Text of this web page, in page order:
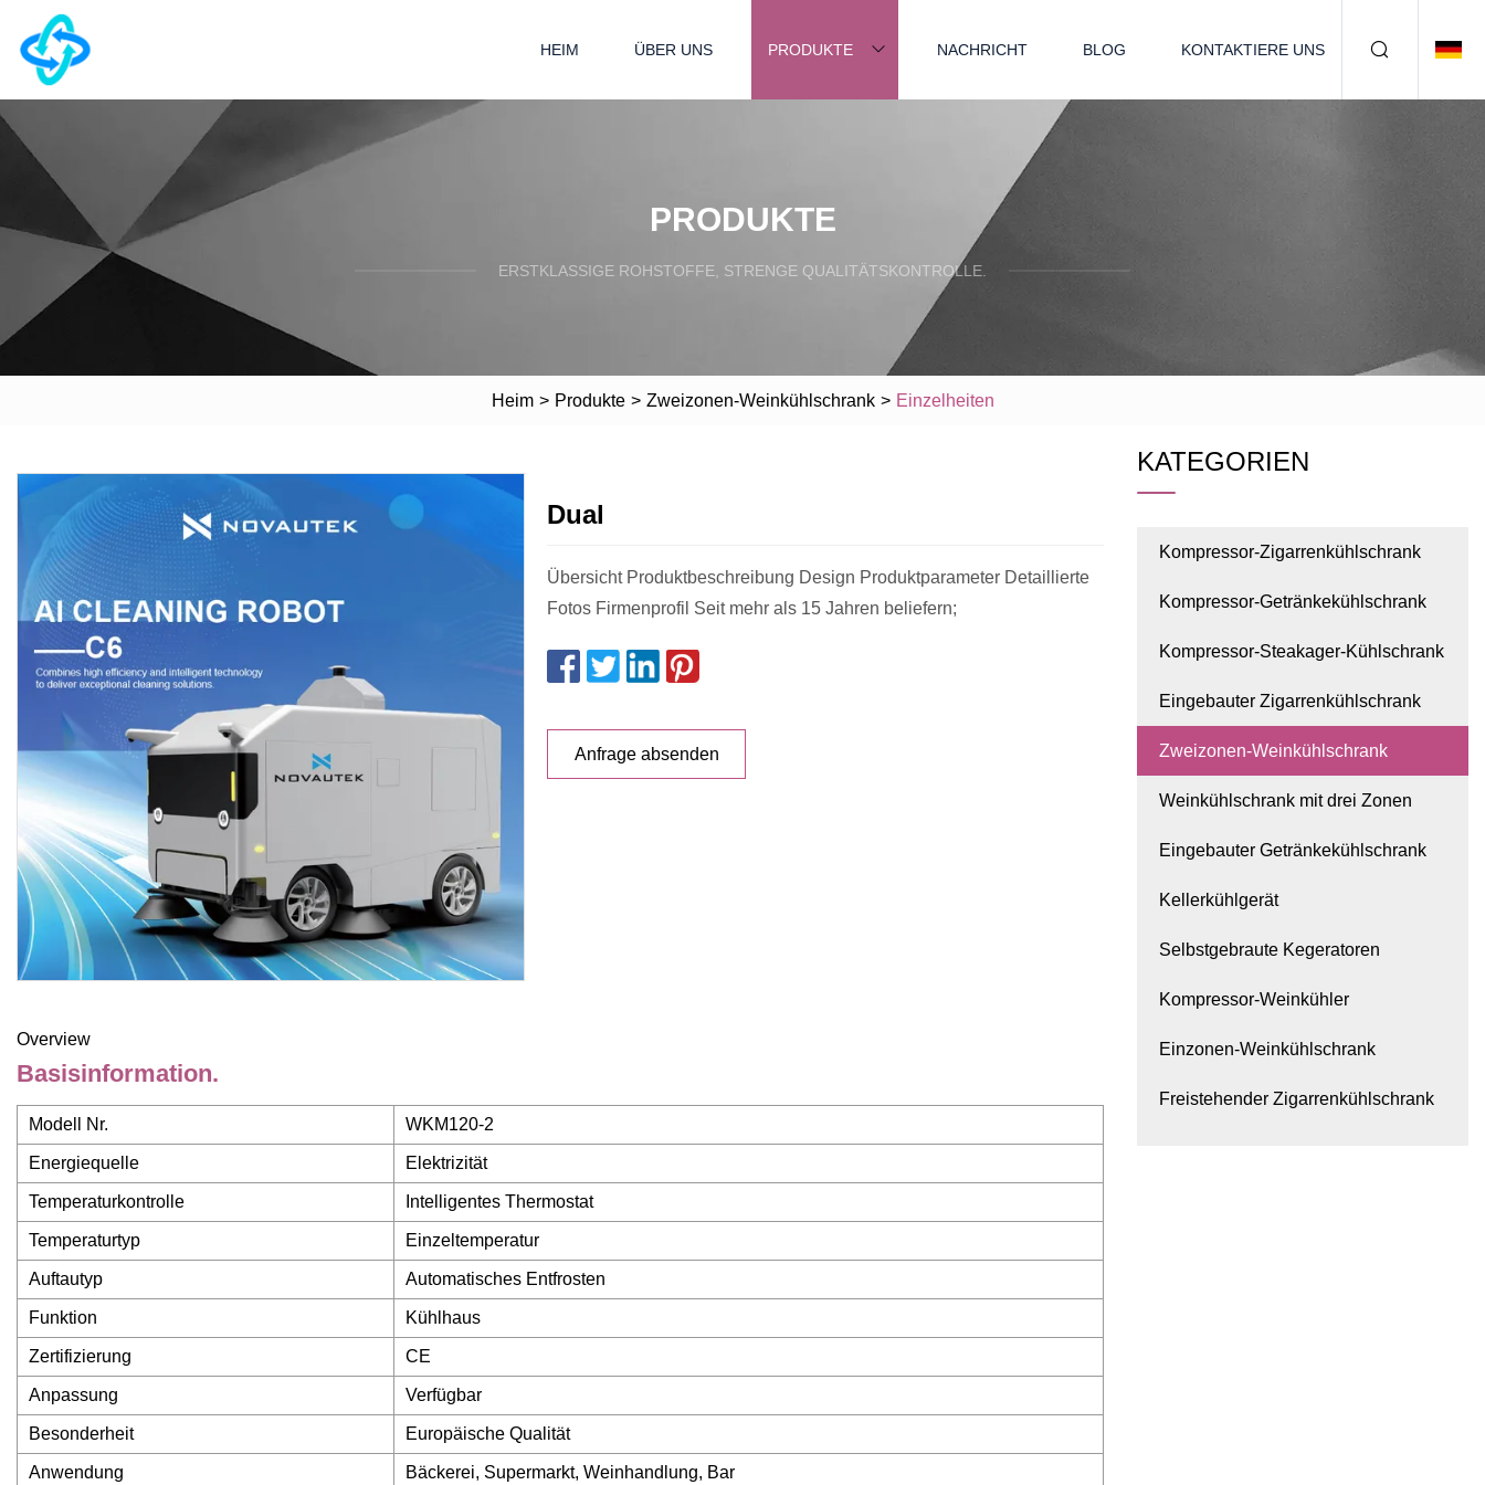
HEIM ÜBER UNS PRODUKTE NACHRICHT BLOG KONTAKTIERE UNS
PRODUKTE
ERSTKLASSIGE ROHSTOFFE, STRENGE QUALITÄTSKONTROLLE.
Heim > Produkte > Zweizonen-Weinkühlschrank > Einzelheiten
Dual
Übersicht Produktbeschreibung Design Produktparameter Detaillierte
Fotos Firmenprofil Seit mehr als 15 Jahren beliefern;
Anfrage absenden
Overview
Basisinformation.
Modell Nr. WKM120-2
Energiequelle Elektrizität
Temperaturkontrolle Intelligentes Thermostat
Temperaturtyp Einzeltemperatur
Auftautyp Automatisches Entfrosten
Funktion Kühlhaus
Zertifizierung CE
Anpassung Verfügbar
Besonderheit Europäische Qualität
Anwendung Bäckerei, Supermarkt, Weinhandlung, Bar
KATEGORIEN
Kompressor-Zigarrenkühlschrank
Kompressor-Getränkekühlschrank
Kompressor-Steakager-Kühlschrank
Eingebauter Zigarrenkühlschrank
Zweizonen-Weinkühlschrank
Weinkühlschrank mit drei Zonen
Eingebauter Getränkekühlschrank
Kellerkühlgerät
Selbstgebraute Kegeratoren
Kompressor-Weinkühler
Einzonen-Weinkühlschrank
Freistehender Zigarrenkühlschrank